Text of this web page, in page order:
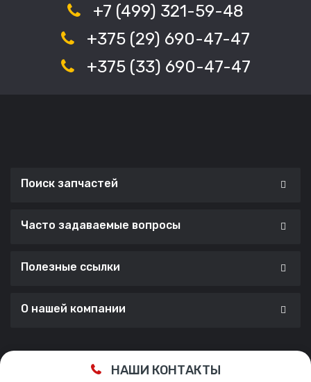
+7 (499) 321-59-48
+375 (29) 690-47-47
+375 (33) 690-47-47
Поиск запчастей
Часто задаваемые вопросы
Полезные ссылки
О нашей компании
Сделано с ❤️ вCherry Lab Agency
НАШИ КОНТАКТЫ